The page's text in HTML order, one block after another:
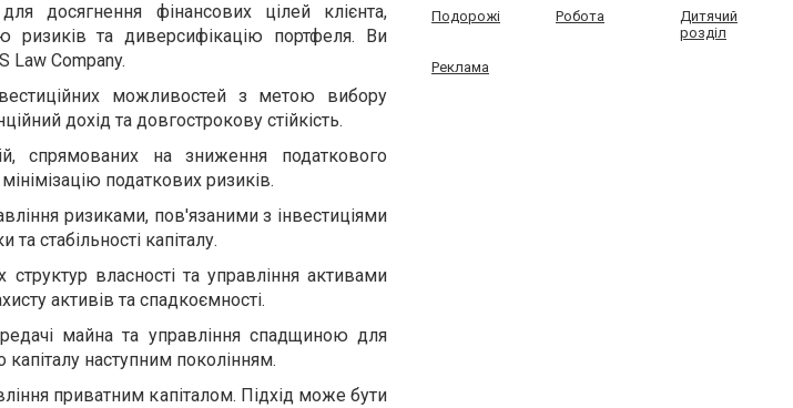
досягнення фінансових цілей клієнта,
ризиків та диверсифікацію портфеля. Ви
Law Company.
можливостей з метою вибору
дохід та довгострокову стійкість.
спрямованих на зниження податкового
податкових ризиків.
ризиками, пов'язаними з інвестиціями
стабільності капіталу.
власності та управління активами
активів та спадкоємності.
майна та управління спадщиною для
наступним поколінням.
приватним капіталом. Підхід може бути
Подорожі Робота
Дитячий
розділ
Реклама